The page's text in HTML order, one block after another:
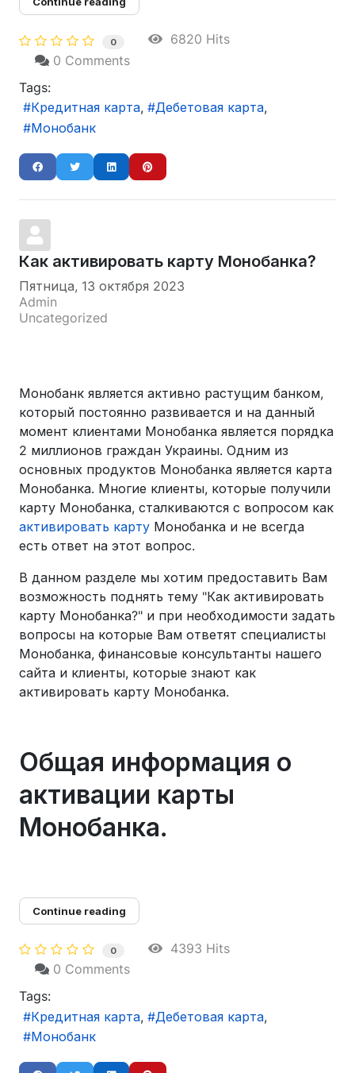
0
6820 Hits
0 Comments
Tags:
Кредитная карта
Дебетовая карта
Монобанк
Как активировать карту Монобанка?
Пятница, 13 октября 2023
Admin
Uncategorized
Монобанк является активно растущим банком,
который постоянно развивается и на данный
момент клиентами Монобанка является порядка
2 миллионов граждан Украины. Одним из
основных продуктов Монобанка является карта
Монобанка. Многие клиенты, которые получили
карту Монобанка, сталкиваются с вопросом как
активировать карту Монобанка и не всегда
есть ответ на этот вопрос.
В данном разделе мы хотим предоставить Вам
возможность поднять тему "Как активировать
карту Монобанка?" и при необходимости задать
вопросы на которые Вам ответят специалисты
Монобанка, финансовые консультанты нашего
сайта и клиенты, которые знают как
активировать карту Монобанка.
Общая информация о
активации карты
Монобанка.
Continue reading
0
4393 Hits
0 Comments
Tags:
Кредитная карта
Дебетовая карта
Монобанк